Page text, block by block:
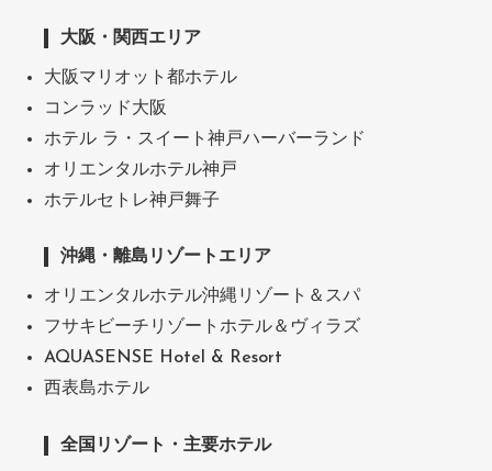
大阪・関西エリア
大阪マリオット都ホテル
コンラッド大阪
ホテル ラ・スイート神戸ハーバーランド
オリエンタルホテル神戸
ホテルセトレ神戸舞子
沖縄・離島リゾートエリア
オリエンタルホテル沖縄リゾート＆スパ
フサキビーチリゾートホテル＆ヴィラズ
AQUASENSE Hotel & Resort
西表島ホテル
全国リゾート・主要ホテル